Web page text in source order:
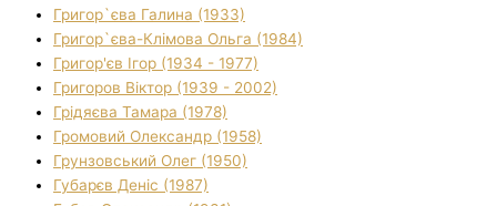
Григор`єва Галина (1933)
Григор`єва-Клімова Ольга (1984)
Григор'єв Ігор (1934 - 1977)
Григоров Віктор (1939 - 2002)
Грідяєва Тамара (1978)
Громовий Олександр (1958)
Грунзовський Олег (1950)
Губарєв Деніс (1987)